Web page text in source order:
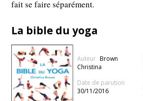
fait se faire séparément.
La bible du yoga
Auteur Brown
Christina
Date de parution
30/11/2016